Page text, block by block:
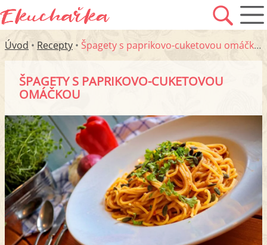
Úvod • Recepty • Špagety s paprikovo-cuketovou omáčkou
ŠPAGETY S PAPRIKOVO-CUKETOVOU
OMÁČKOU